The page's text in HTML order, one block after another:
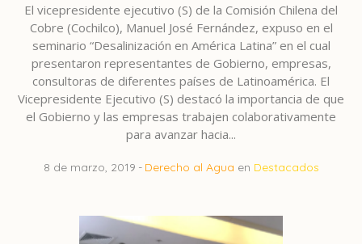
El vicepresidente ejecutivo (S) de la Comisión Chilena del
Cobre (Cochilco), Manuel José Fernández, expuso en el
seminario “Desalinización en América Latina” en el cual
presentaron representantes de Gobierno, empresas,
consultoras de diferentes países de Latinoamérica. El
Vicepresidente Ejecutivo (S) destacó la importancia de que
el Gobierno y las empresas trabajen colaborativamente
para avanzar hacia...
8 de marzo, 2019 Derecho al Agua en Destacados